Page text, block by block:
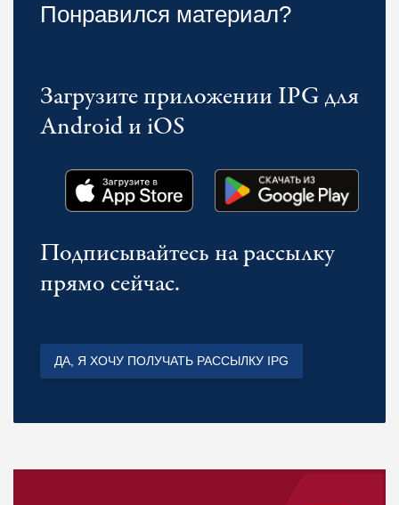
Понравился материал?
Загрузите приложении IPG для
Android и iOS
Подписывайтесь на рассылку
прямо сейчас.
ДА, Я ХОЧУ ПОЛУЧАТЬ РАССЫЛКУ IPG